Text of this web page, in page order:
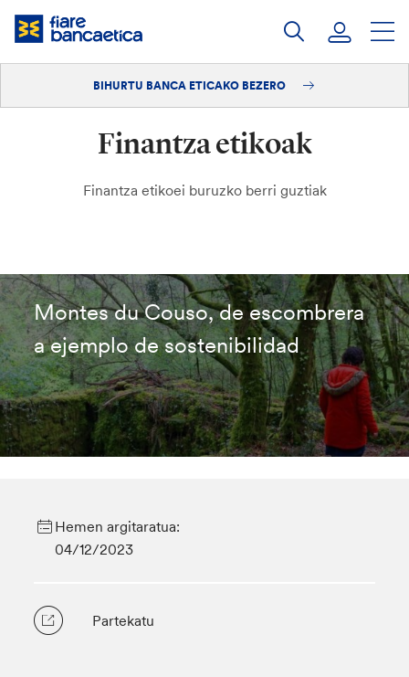
Pasatu
edukia
Bihurtu bezero
BIHURTU BANCA ETICAKO BEZERO
Finantza etikoak
Finantza etikoei buruzko berri guztiak
Montes du Couso, de escombrera
a ejemplo de sostenibilidad
Hemen argitaratua:
04/12/2023
Partekatu